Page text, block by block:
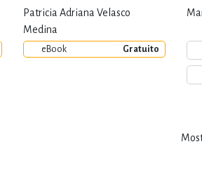
Patricia Adriana Velasco
Medina
eBook Gratuito